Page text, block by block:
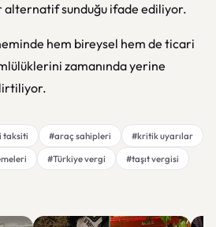
alternatif sunduğu ifade ediliyor.
hem bireysel hem de ticari
zamanında yerine
taksiti #araç sahipleri
#kritik uyarılar
#Türkiye vergi #taşıt vergisi